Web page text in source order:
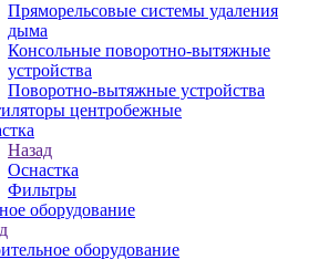
Пряморельсовые системы удаления
дыма
Консольные поворотно-вытяжные
устройства
Поворотно-вытяжные устройства
центробежные
Назад
Оснастка
Фильтры
оборудование
оборудование